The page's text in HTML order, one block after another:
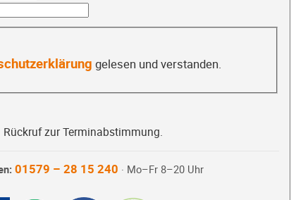
gelesen und verstanden.
zur Terminabstimmung.
01579 – 28 15 240 · Mo–Fr 8–20 Uhr